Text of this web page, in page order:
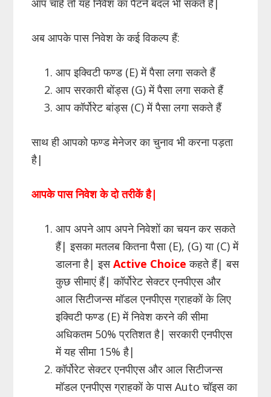
अब आपके पास निवेश के कई विकल्प हैं:
आप इक्विटी फण्ड (E) में पैसा लगा सकते हैं
आप सरकारी बोंड्स (G) में पैसा लगा सकते हैं
आप कॉर्पोरेट बांड्स (C) में पैसा लगा सकते हैं
साथ ही आपको फण्ड मेनेजर का चुनाव भी करना पड़ता
है|
आपके पास निवेश के दो तरीकें है|
आप अपने आप अपने निवेशों का चयन कर सकते
हैं| इसका मतलब कितना पैसा (E), (G) या (C) में
डालना है| इसActive Choice कहते हैं| बस
कुछ सीमाएं हैं| कॉर्पोरेट सेक्टर एनपीएस और
आल सिटीजन्स मॉडल एनपीएस ग्राहकों के लिए
इक्विटी फण्ड (E) में निवेश करने की सीमा
अधिकतम 50% प्रतिशत है| सरकारी एनपीएस
में यह सीमा 15% है|
कॉर्पोरेट सेक्टर एनपीएस और आल सिटीजन्स
मॉडल एनपीएस ग्राहकों के पास Auto चॉइस का